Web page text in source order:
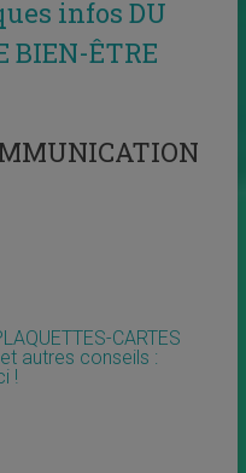
infos DU
BIEN-ÊTRE
CARTES
autres conseils :
!